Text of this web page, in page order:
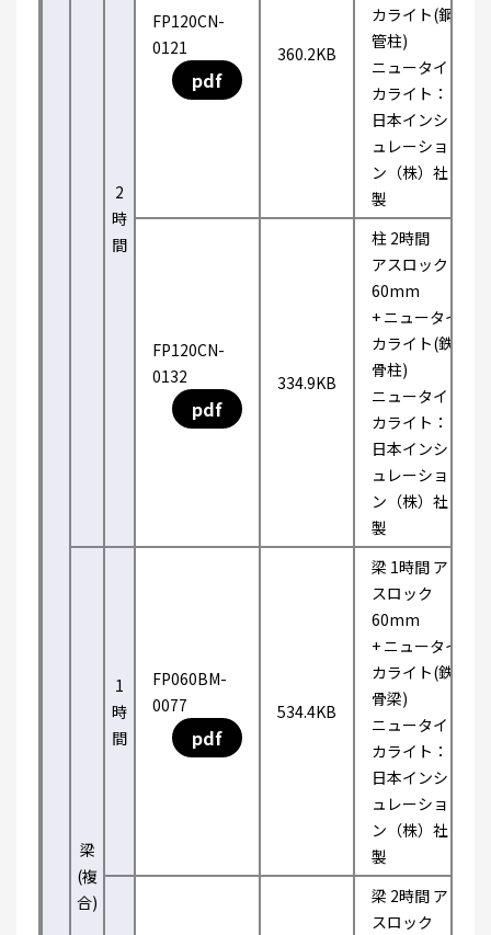
2
時
間
FP120CN-
0121
pdf
360.2KB
カライト(鋼
管柱)
ニュータイ
カライト：
日本インシ
ュレーショ
ン（株）社
製
FP120CN-
0132
pdf
334.9KB
柱 2時間
アスロック
60mm
+ ニュータイ
カライト(鉄
骨柱)
ニュータイ
カライト：
日本インシ
ュレーショ
ン（株）社
製
梁
(複
合)
1
時
間
FP060BM-
0077
pdf
534.4KB
梁 1時間 ア
スロック
60mm
+ ニュータイ
カライト(鉄
骨梁)
ニュータイ
カライト：
日本インシ
ュレーショ
ン（株）社
製
梁 2時間 ア
スロック